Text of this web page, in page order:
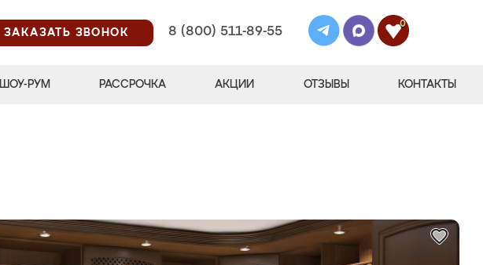
ЗАКАЗАТЬ ЗВОНОК
8 (800) 511-89-55
0
ШОУ-РУМ РАССРОЧКА АКЦИИ ОТЗЫВЫ КОНТАКТЫ